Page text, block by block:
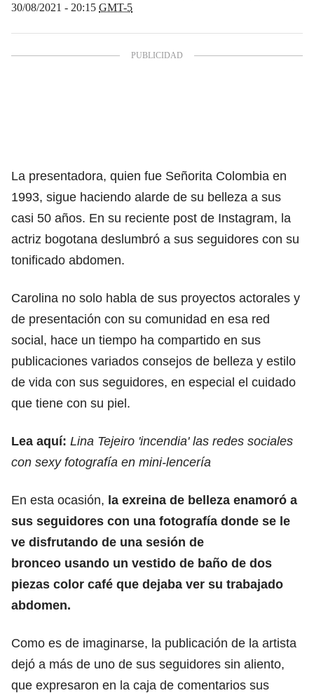
30/08/2021 - 20:15 GMT-5
La presentadora, quien fue Señorita Colombia en
1993, sigue haciendo alarde de su belleza a sus
casi 50 años. En su reciente post de Instagram, la
actriz bogotana deslumbró a sus seguidores con su
tonificado abdomen.
Carolina no solo habla de sus proyectos actorales y
de presentación con su comunidad en esa red
social, hace un tiempo ha compartido en sus
publicaciones variados consejos de belleza y estilo
de vida con sus seguidores, en especial el cuidado
que tiene con su piel.
Lea aquí: Lina Tejeiro 'incendia' las redes sociales
con sexy fotografía en mini-lencería
En esta ocasión, la exreina de belleza enamoró a
sus seguidores con una fotografía donde se le
ve disfrutando de una sesión de
bronceo usando un vestido de baño de dos
piezas color café que dejaba ver su trabajado
abdomen.
Como es de imaginarse, la publicación de la artista
dejó a más de uno de sus seguidores sin aliento,
que expresaron en la caja de comentarios sus